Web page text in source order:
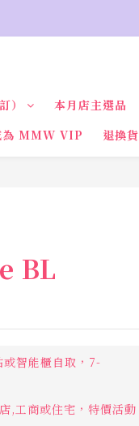
） 本月店主選品
為 MMW VIP 退換
BL
智能櫃自取，7-
,工商或住宅，特價活動